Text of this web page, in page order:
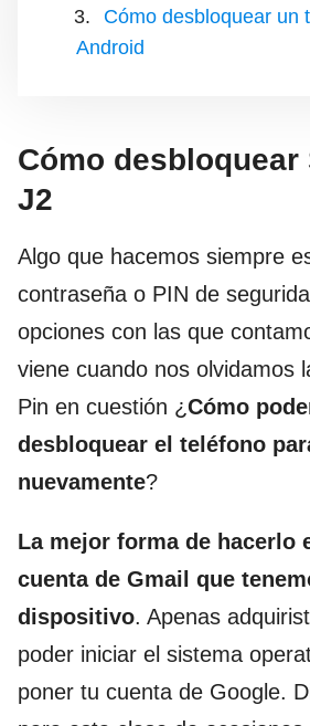
Cómo desbloquear un
Android
Cómo desbloquear
J2
Algo que hacemos siempre
contraseña o PIN de
opciones con las que
viene cuando nos olvidamos
Pin en cuestión ¿Cómo
desbloquear el teléfono
nuevamente?
La mejor forma de hacerlo
cuenta de Gmail que
dispositivo. Apenas
poder iniciar el sistema
poner tu cuenta de Google.